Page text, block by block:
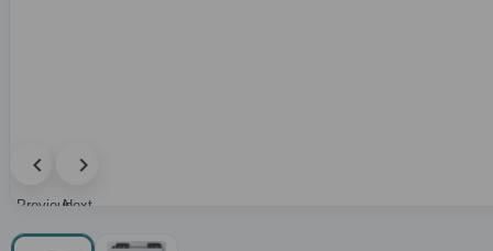
PreviousNext